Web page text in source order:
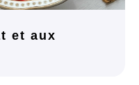
et aux